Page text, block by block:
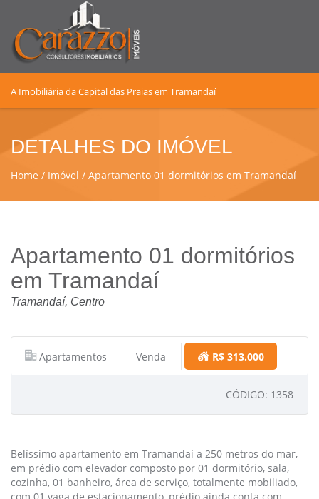
A Imobiliária da Capital das Praias em Tramandaí
DETALHES DO IMÓVEL
Home Imóvel Apartamento 01 dormitórios em Tramandaí
Apartamento 01 dormitórios
em Tramandaí
Tramandaí, Centro
Apartamentos Venda R$ 313.000
CÓDIGO: 1358
Belíssimo apartamento em Tramandaí a 250 metros do mar,
em prédio com elevador composto por 01 dormitório, sala,
cozinha, 01 banheiro, área de serviço, totalmente mobiliado,